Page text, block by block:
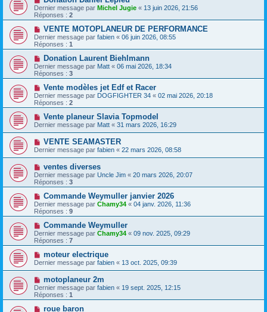
Dernier message par Michel Jugie « 13 juin 2026, 21:56
Réponses : 2
VENTE MOTOPLANEUR DE PERFORMANCE
Dernier message par fabien « 06 juin 2026, 08:55
Réponses : 1
Donation Laurent Biehlmann
Dernier message par Matt « 06 mai 2026, 18:34
Réponses : 3
Vente modèles jet Edf et Racer
Dernier message par DOGFIGHTER 34 « 02 mai 2026, 20:18
Réponses : 2
Vente planeur Slavia Topmodel
Dernier message par Matt « 31 mars 2026, 16:29
VENTE SEAMASTER
Dernier message par fabien « 22 mars 2026, 08:58
ventes diverses
Dernier message par Uncle Jim « 20 mars 2026, 20:07
Réponses : 3
Commande Weymuller janvier 2026
Dernier message par Chamy34 « 04 janv. 2026, 11:36
Réponses : 9
Commande Weymuller
Dernier message par Chamy34 « 09 nov. 2025, 09:29
Réponses : 7
moteur electrique
Dernier message par fabien « 13 oct. 2025, 09:39
motoplaneur 2m
Dernier message par fabien « 19 sept. 2025, 12:15
Réponses : 1
roue baron